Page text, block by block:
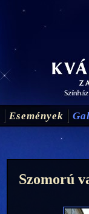
Események
Szomorú